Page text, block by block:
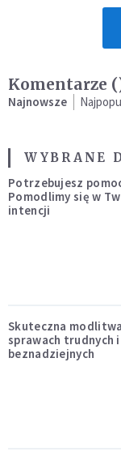
Komentarze (
Najnowsze
WYBRANE
Potrzebujesz
Pomodlimy się w
intencji
Skuteczna
sprawach trudnych i
beznadziejnych